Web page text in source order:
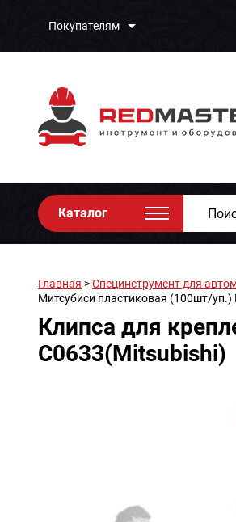
Покупателям
Каталог
Главная >Специнструмент для
Митсубиси пластиковая (100шт/уп.)
Клипса для
C0633(Mitsubishi)